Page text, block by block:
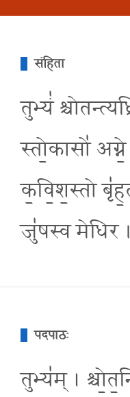
संहिता
तुभ्यं॑
स्तो॒कासो॑
क॒वि॒श॒स्तो
जु॑षस्व मेधिर
पदपाठः
तुभ्य॑म् ।